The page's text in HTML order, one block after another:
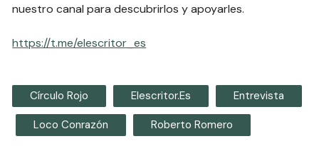
nuestro canal para descubrirlos y apoyarles.
https://t.me/elescritor_es
Círculo Rojo Elescritor.es Entrevista
Loco Conrazón Roberto Romero